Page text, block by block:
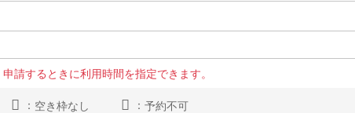
請するときに利用時間を指定できます。
： 空き枠なし ： 予約不可